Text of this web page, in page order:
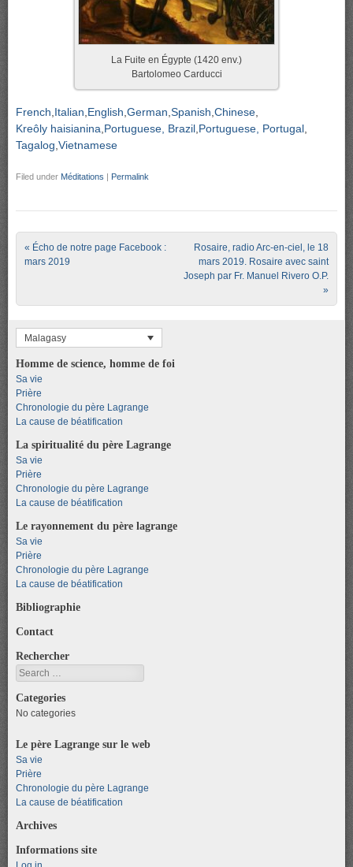
La Fuite en Égypte (1420 env.)
Bartolomeo Carducci
French Italian English German Spanish Chinese
Kreôly haisianina Portuguese, Brazil Portuguese, Portugal
Tagalog Vietnamese
Filed under Méditations Permalink
Post navigation
« Écho de notre page Facebook :
mars 2019
Rosaire, radio Arc-en-ciel, le 18
mars 2019. Rosaire avec saint
Joseph par Fr. Manuel Rivero O.P.
»
Malagasy
Homme de science, homme de foi
Sa vie
Prière
Chronologie du père Lagrange
La cause de béatification
La spiritualité du père Lagrange
Sa vie
Prière
Chronologie du père Lagrange
La cause de béatification
Le rayonnement du père lagrange
Sa vie
Prière
Chronologie du père Lagrange
La cause de béatification
Bibliographie
Contact
Rechercher
Search
Categories
No categories
Le père Lagrange sur le web
Sa vie
Prière
Chronologie du père Lagrange
La cause de béatification
Archives
Informations site